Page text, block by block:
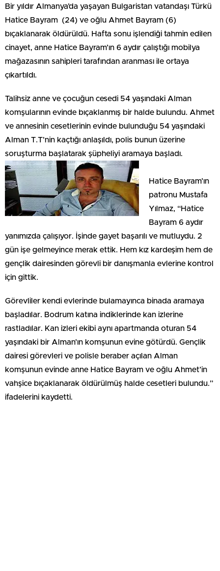
Bir yıldır Almanya’da yaşayan Bulgaristan vatandaşı Türkü
Hatice Bayram (24) ve oğlu Ahmet Bayram (6)
bıçaklanarak öldürüldü. Hafta sonu işlendiği tahmin edilen
cinayet, anne Hatice Bayram’ın 6 aydır çalıştığı mobilya
mağazasının sahipleri tarafından aranması ile ortaya
çıkartıldı.
Talihsiz anne ve çocuğun cesedi 54 yaşındaki Alman
komşularının evinde bıçaklanmış bir halde bulundu. Ahmet
ve annesinin cesetlerinin evinde bulunduğu 54 yaşındaki
Alman T.T’nin kaçtığı anlaşıldı, polis bunun üzerine
soruşturma başlatarak şüpheliyi aramaya başladı.
Hatice Bayram’ın
patronu Mustafa
Yılmaz, “Hatice
Bayram 6 aydır
yanımızda çalışıyor. İşinde gayet başarılı ve mutluydu. 2
gün işe gelmeyince merak ettik. Hem kız kardeşim hem de
gençlik dairesinden görevli bir danışmanla evlerine kontrol
için gittik.
Görevliler kendi evlerinde bulamayınca binada aramaya
başladılar. Bodrum katına indiklerinde kan izlerine
rastladılar. Kan izleri ekibi aynı apartmanda oturan 54
yaşındaki bir Alman’ın komşunun evine götürdü. Gençlik
dairesi görevleri ve polisle beraber açılan Alman
komşunun evinde anne Hatice Bayram ve oğlu Ahmet’in
vahşice bıçaklanarak öldürülmüş halde cesetleri bulundu.”
ifadelerini kaydetti.